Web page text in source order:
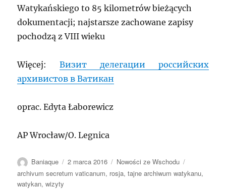
Watykańskiego to 85 kilometrów bieżących
dokumentacji; najstarsze zachowane zapisy
pochodzą z VIII wieku
Więcej:Визит делегации российских
архивистов в Ватикан
oprac. Edyta Łaborewicz
AP Wrocław/O. Legnica
Autor
Baniaque
Data
publikacji
2 marca 2016 Kategorie
Nowości ze Wschodu
archivum secretum vaticanum, rosja,tajne archiwum watykanu,
watykan,wizyty